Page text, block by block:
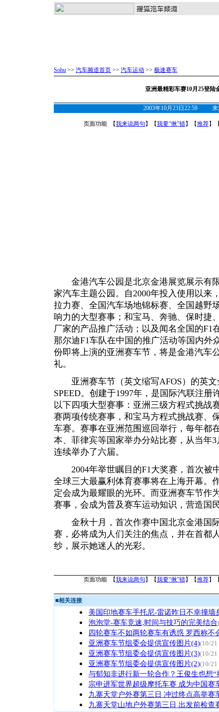
Sohu >> 汽车频道首页 >> 汽车运动 >> 极速赛车
亚洲最精彩车赛10月25登陆
2003年10月23日22:59 来
页面功能 【我来说两句 】【我要“揪”错】【推荐】
金港汽车公园是北京金港展览展示有限
家汽车主题公园。自2000年投入使用以来
拉力赛、全国汽车场地锦标赛、全国越野
响力的大型赛事；和宝马、奔驰、保时捷
厂家的产品推广活动；以及闻名全国的F1
那尔迪F1车队在中国的推广活动等国内外
份即将上演的亚洲赛车节，将是金港汽车
礼。
亚洲赛车节（英文缩写AFOS）的英文
SPEED。创建于1997年，是国际汽联注
以下四项大型赛事：亚洲三级方程式挑战
赛两项传统赛事，和宝马方程式挑战赛、
车赛。赛事在亚洲范围巡回举行，每年都
本、菲律宾等国家举办分站比赛，从当年
连续举办了六届。
2004年举世瞩目的F1大奖赛，首次被
全球三大最赢利体育赛事将在上海开幕。
定会成为最耀眼的光环。而亚洲赛车节作
赛事，会成为普及赛车运动知识，营造国
金秋十月，首次作赛中国北京金港国
赛，必将成为人们关注的焦点，并在首都
纱，展示她迷人的光彩。
页面功能 【我来说两句 】【我要“揪”错】【推荐】
■相关连接
美国印地赛车手托尼-雷诺昨日不幸撞墙
泡泡堂-赛车竞速,时间与技巧的完美结合
四轮赛车不如两轮赛车有诱惑 罗西称不
亚洲赛车节组委会提供宣传图片(4)(10/21
亚洲赛车节组委会提供宣传图片(3)(10/21
亚洲赛车节组委会提供宣传图片(2)(10/21
与郁知非进行新一轮合作？王俊生也想“
宗申进军世界超级摩托车赛 成为中国赛
九寨天堂户外赛第三日 冲过终点高举赛
九寨天堂山地户外赛第三日 出发前检查